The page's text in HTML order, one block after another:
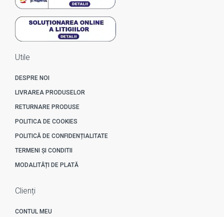
Utile
DESPRE NOI
LIVRAREA PRODUSELOR
RETURNARE PRODUSE
POLITICA DE COOKIES
POLITICĂ DE CONFIDENȚIALITATE
TERMENI ȘI CONDITII
MODALITĂȚI DE PLATĂ
Clienți
CONTUL MEU